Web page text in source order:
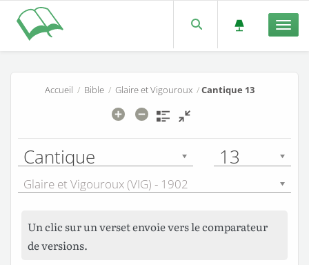
Accueil / Bible /Glaire et Vigouroux /Cantique 13
Cantique 13
Glaire et Vigouroux (VIG) - 1902
Un clic sur un verset envoie vers le comparateur
de versions.